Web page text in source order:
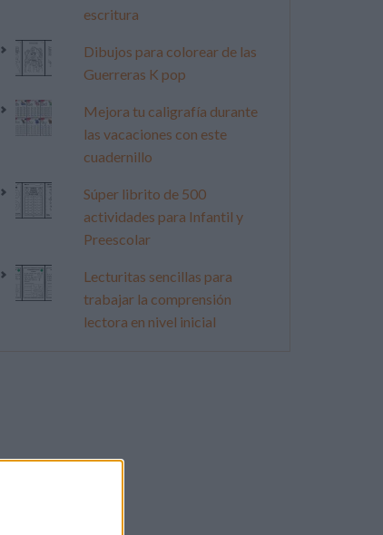
escritura
Dibujos para colorear de las
Guerreras K pop
Mejora tu caligrafía durante
las vacaciones con este
cuadernillo
Súper librito de 500
actividades para Infantil y
Preescolar
Lecturitas sencillas para
trabajar la comprensión
lectora en nivel inicial